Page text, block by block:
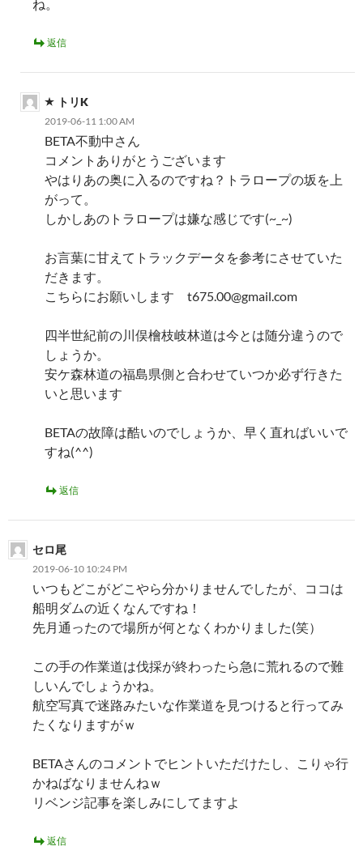
ね。
返信
トリK
2019-06-11 1:00 AM
BETA不動中さん
コメントありがとうございます
やはりあの奥に入るのですね？トラロープの坂を上
がって。
しかしあのトラロープは嫌な感じです(~_~)
お言葉に甘えてトラックデータを参考にさせていた
だきます。
こちらにお願いします t675.00@gmail.com
四半世紀前の川俣檜枝岐林道は今とは随分違うので
しょうか。
安ケ森林道の福島県側と合わせていつか必ず行きた
いと思います
BETAの故障は酷いのでしょうか、早く直ればいいで
すね(^^)
返信
セロ尾
2019-06-10 10:24 PM
いつもどこがどこやら分かりませんでしたが、ココは
船明ダムの近くなんですね！
先月通ったので場所が何となくわかりました(笑）
この手の作業道は伐採が終わったら急に荒れるので難
しいんでしょうかね。
航空写真で迷路みたいな作業道を見つけると行ってみ
たくなりますがｗ
BETAさんのコメントでヒントいただけたし、こりゃ行
かねばなりませんねｗ
リベンジ記事を楽しみにしてますよ
返信